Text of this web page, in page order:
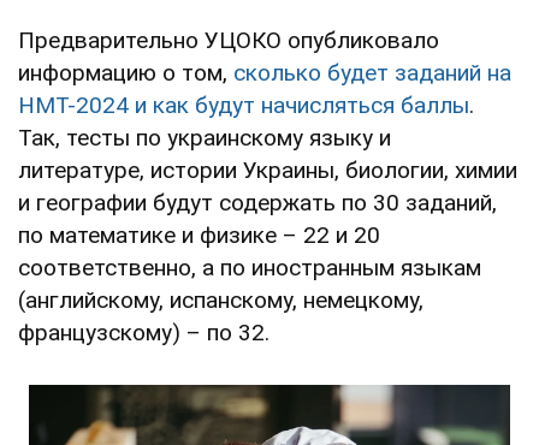
Предварительно УЦОКО опубликовало
информацию о том, сколько будет заданий на
НМТ-2024 и как будут начисляться баллы.
Так, тесты по украинскому языку и
литературе, истории Украины, биологии, химии
и географии будут содержать по 30 заданий,
по математике и физике – 22 и 20
соответственно, а по иностранным языкам
(английскому, испанскому, немецкому,
французскому) – по 32.